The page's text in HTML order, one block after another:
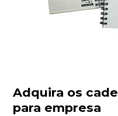
Adquira os
para empresa